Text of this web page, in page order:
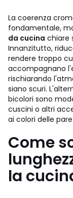
La coerenza
fondamentale,
da cucina chiare
Innanzitutto,
rendere troppo
accompagnano
rischiarando
siano scuri.
bicolori sono
cuscini o altri
ai colori delle
Come
la